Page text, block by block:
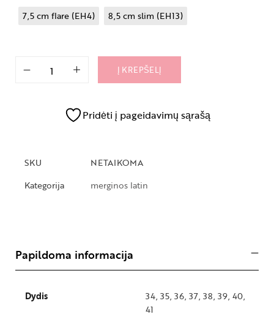
7,5 cm flare (EH4) 8,5 cm slim (EH13)
Į KREPŠELĮ
Pridėti į pageidavimų sąrašą
SKU
NETAIKOMA
Kategorija
merginos latin
Papildoma informacija
Dydis
34, 35, 36, 37, 38, 39, 40,
41